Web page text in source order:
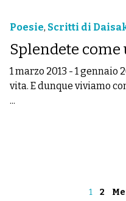
Poesie, Scritti di
Splendete
1 marzo 2013 - 1 gennaio
vita. E dunque viviamo
...
1 2